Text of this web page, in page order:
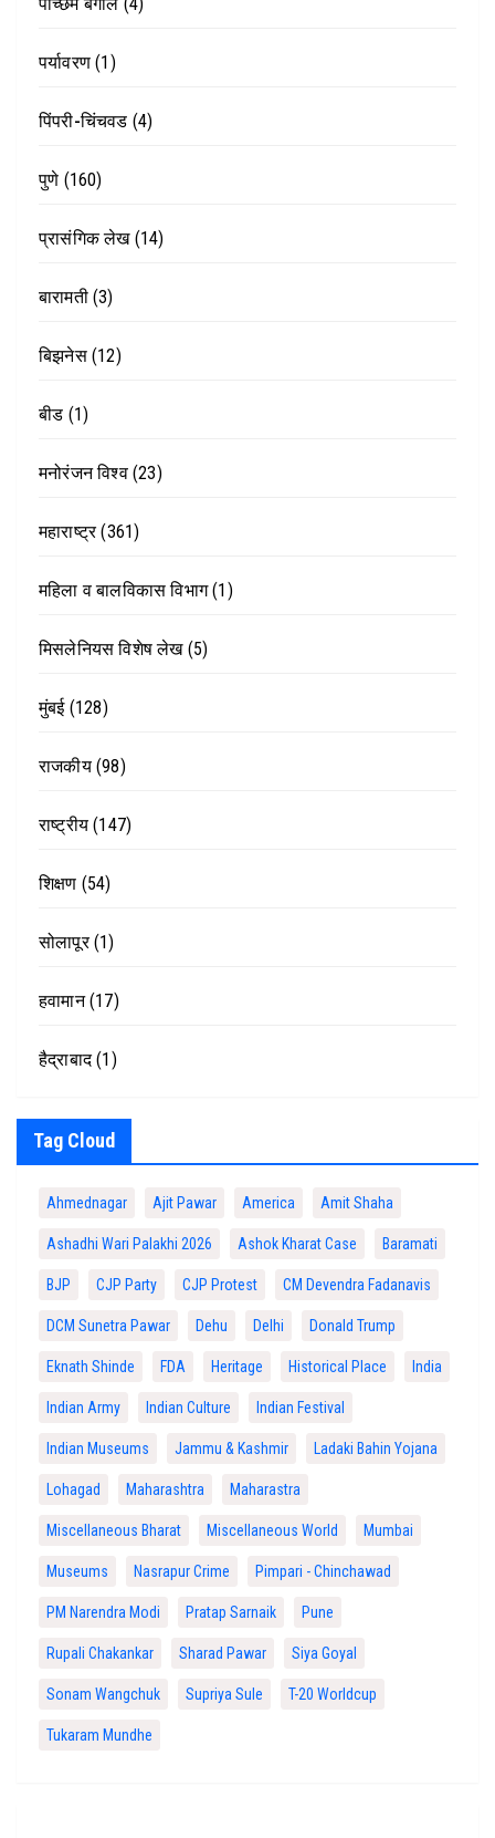
पर्यावरण (1)
पिंपरी-चिंचवड (4)
पुणे (160)
प्रासंगिक लेख(14)
बारामती(3)
बिझनेस(12)
बीड (1)
मनोरंजन विश्व(23)
महाराष्ट्र(361)
महिला व बालविकास विभाग(1)
मिसलेनियस विशेष लेख(5)
मुंबई(128)
राजकीय(98)
राष्ट्रीय (147)
शिक्षण (54)
सोलापूर(1)
हवामान(17)
हैद्राबाद(1)
Tag Cloud
Ahmednagar Ajit Pawar America Amit Shaha
Ashadhi Wari Palakhi 2026 Ashok Kharat Case Baramati
BJP CJP Party CJP Protest CM Devendra Fadanavis
DCM Sunetra Pawar Dehu Delhi Donald Trump
Eknath Shinde FDA Heritage Historical Place India
Indian Army Indian Culture Indian Festival
Indian Museums Jammu & Kashmir Ladaki Bahin Yojana
Lohagad Maharashtra Maharastra
Miscellaneous Bharat Miscellaneous World Mumbai
Museums Nasrapur Crime Pimpari - Chinchawad
PM Narendra Modi Pratap Sarnaik Pune
Rupali Chakankar Sharad Pawar Siya Goyal
Sonam Wangchuk Supriya Sule T-20 Worldcup
Tukaram Mundhe